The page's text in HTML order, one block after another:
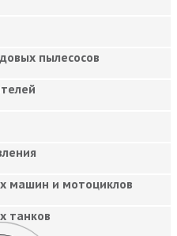
пылесосов
машин и мотоциклов
танков